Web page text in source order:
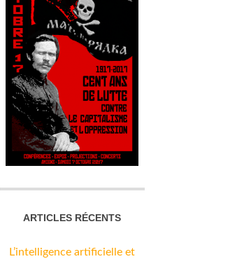
ARTICLES RÉCENTS
L’intelligence artificielle et